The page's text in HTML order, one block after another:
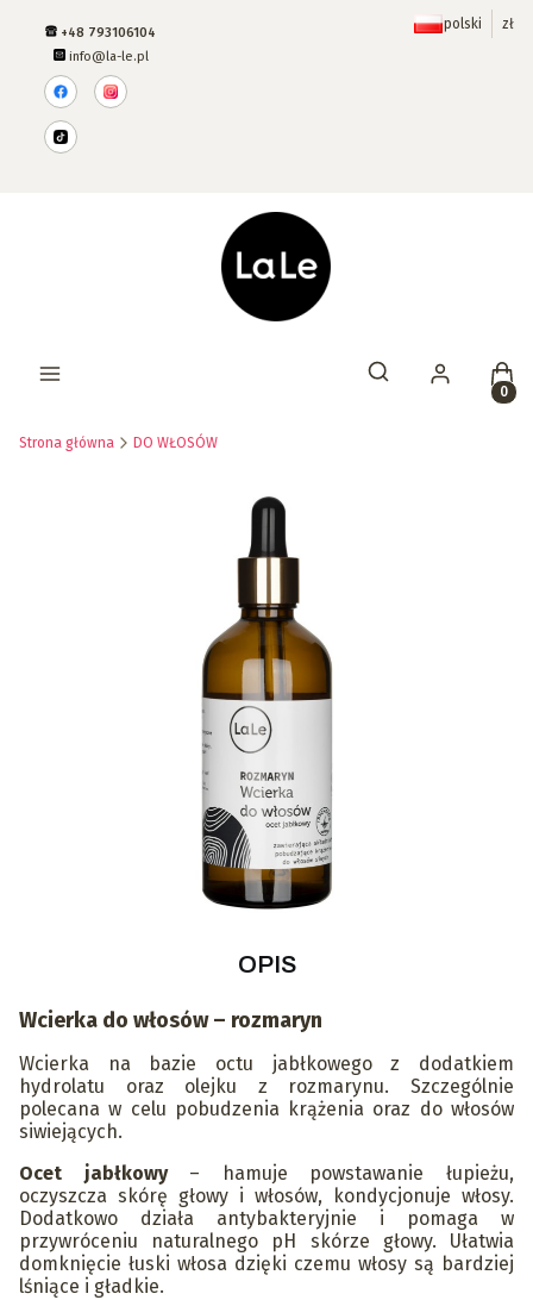
+48 793106104
info@la-le.pl
polski zł
Otwórz
Strona główna DO WŁOSÓW
OPIS
Wcierka do włosów – rozmaryn
Wcierka na bazie octu jabłkowego z dodatkiem
hydrolatu oraz olejku z rozmarynu. Szczególnie
polecana w celu pobudzenia krążenia oraz do włosów
siwiejących.
Ocet jabłkowy– hamuje powstawanie łupieżu,
oczyszcza skórę głowy i włosów, kondycjonuje włosy.
Dodatkowo działa antybakteryjnie i pomaga w
przywróceniu naturalnego pH skórze głowy. Ułatwia
domknięcie łuski włosa dzięki czemu włosy są bardziej
lśniące i gładkie.